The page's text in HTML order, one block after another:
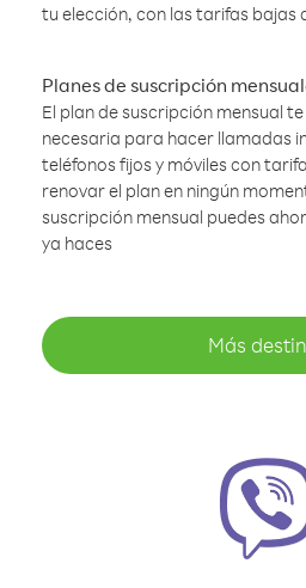
tu elección, con las tarifas bajas
Planes de suscripción
El plan de suscripción mensual
necesaria para hacer llamadas
teléfonos fijos y móviles con
renovar el plan en ningún
suscripción mensual puedes
ya haces
Más